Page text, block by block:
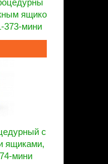
ящико
373-мини
с
ящиками,
мини